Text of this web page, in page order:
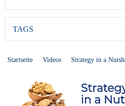
TAGS
Startseite Videos Strategy in a